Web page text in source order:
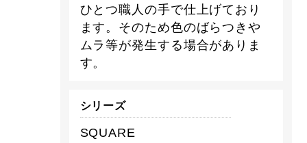
ひとつ職人の手で仕上げており
ます。そのため色のばらつきや
ムラ等が発生する場合がありま
す。
シリーズ
SQUARE